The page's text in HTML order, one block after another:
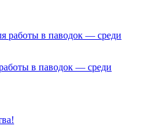
в паводок — среди